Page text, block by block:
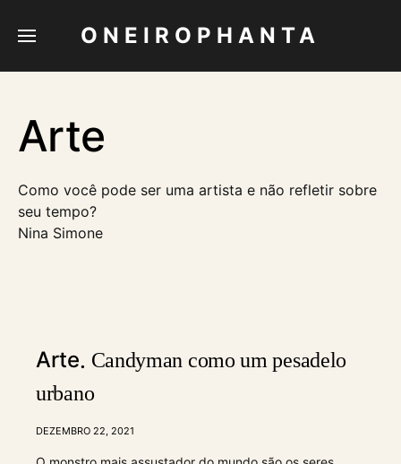
ONEIROPHANTA
Arte
Como você pode ser uma artista e não refletir sobre
seu tempo?
Nina Simone
Arte Candyman como um pesadelo
urbano
DEZEMBRO 22, 2021